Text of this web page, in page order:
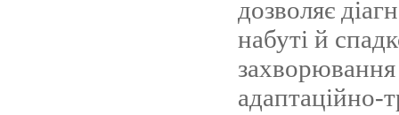
дозволяє
набуті й
адаптаційно-